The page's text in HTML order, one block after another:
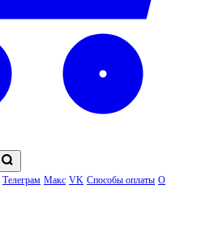
Телеграм Макс VK Способы оплаты О